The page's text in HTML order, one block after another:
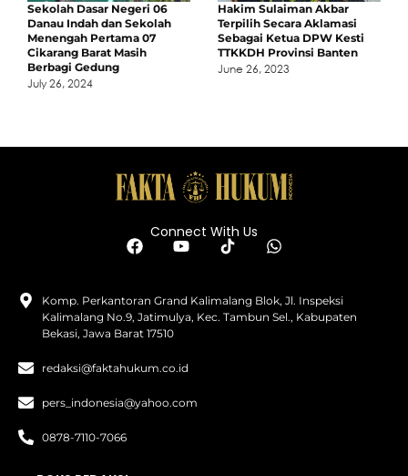
Sekolah Dasar Negeri 06
Danau Indah dan Sekolah
Menengah Pertama 07
Cikarang Barat Masih
Berbagi Gedung
July 26, 2024
Hakim Sulaiman Akbar
Terpilih Secara Aklamasi
Sebagai Ketua DPW Kesti
TTKKDH Provinsi Banten
June 26, 2023
Connect With Us
Komp. Perkantoran Grand Kalimalang Blok, Jl. Inspeksi
Kalimalang No.9, Jatimulya, Kec. Tambun Sel., Kabupaten
Bekasi, Jawa Barat 17510
redaksi@faktahukum.co.id
pers_indonesia@yahoo.com
0878-7110-7066